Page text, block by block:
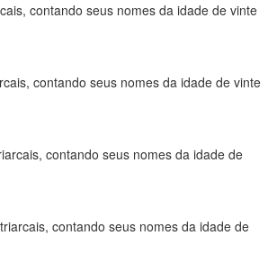
contando seus nomes da idade de vinte
contando seus nomes da idade de vinte
contando seus nomes da idade de
contando seus nomes da idade de